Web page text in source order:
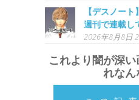
【デスノー
週刊で連載し
2026年8月8日
これより闇が深
れなん